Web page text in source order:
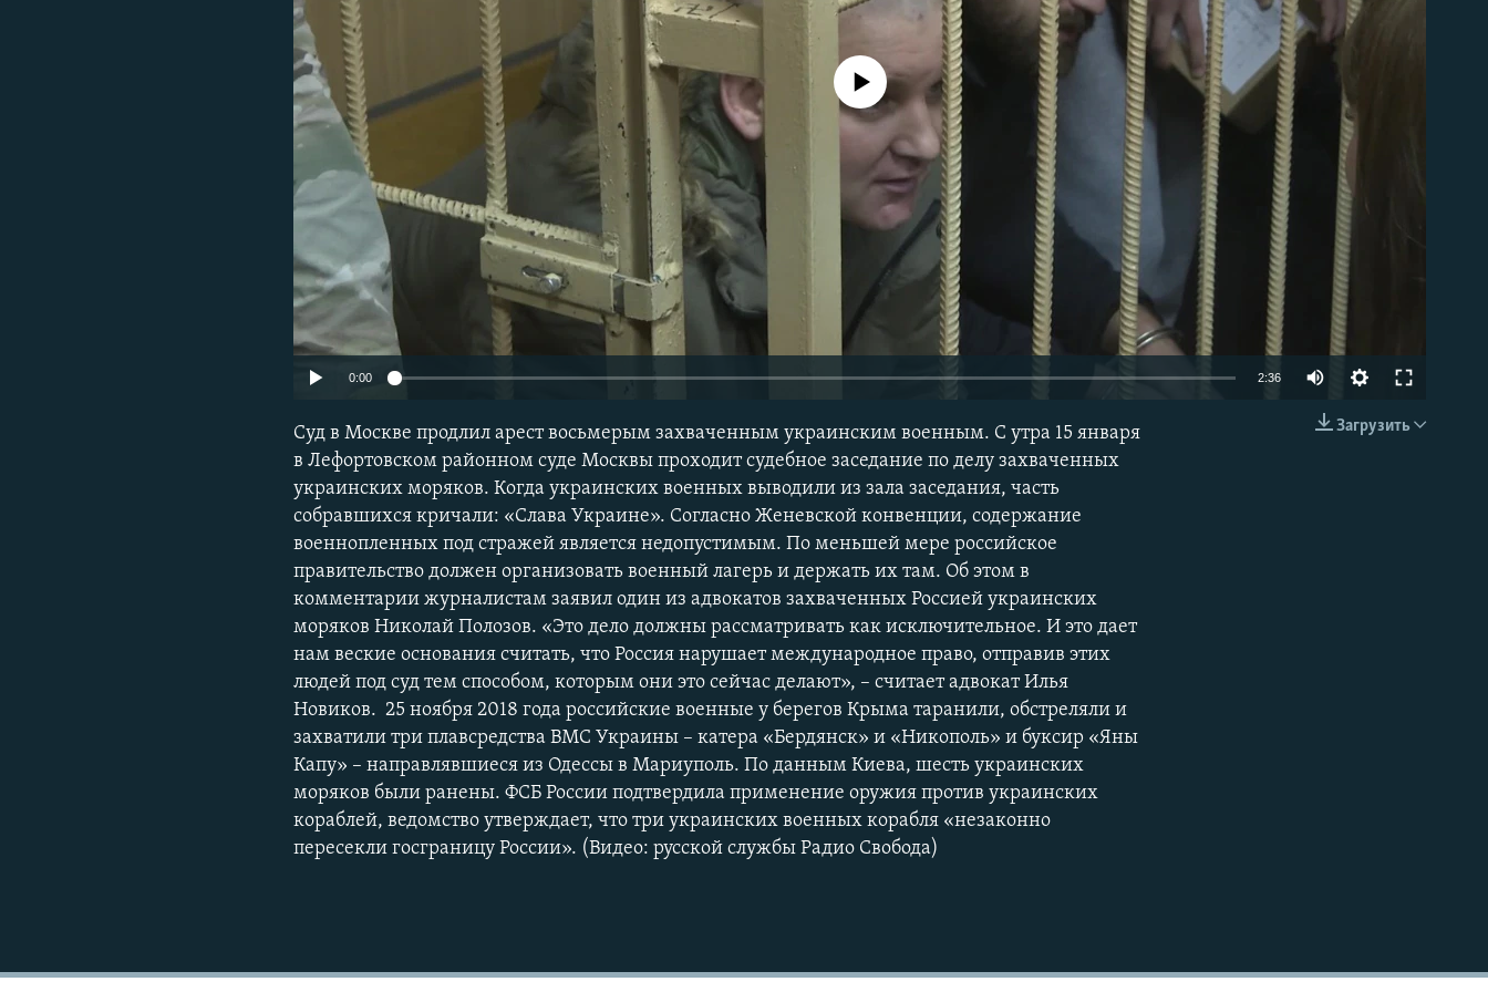
EMBED
No media source currently available
0:00 2:36
Загрузить
Суд в Москве продлил арест восьмерым захваченным украинским военным. С утра 15 января
в Лефортовском районном суде Москвы проходит судебное заседание по делу захваченных
украинских моряков. Когда украинских военных выводили из зала заседания, часть
собравшихся кричали: «Слава Украине». Согласно Женевской конвенции, содержание
военнопленных под стражей является недопустимым. По меньшей мере российское
правительство должен организовать военный лагерь и держать их там. Об этом в
комментарии журналистам заявил один из адвокатов захваченных Россией украинских
моряков Николай Полозов. «Это дело должны рассматривать как исключительное. И это дает
нам веские основания считать, что Россия нарушает международное право, отправив этих
людей под суд тем способом, которым они это сейчас делают», – считает адвокат Илья
Новиков. ​ 25 ноября 2018 года российские военные у берегов Крыма таранили, обстреляли и
захватили три плавсредства ВМС Украины – катера «Бердянск» и «Никополь» и буксир «Яны
Капу» – направлявшиеся из Одессы в Мариуполь. По данным Киева, шесть украинских
моряков были ранены. ФСБ России подтвердила применение оружия против украинских
кораблей, ведомство утверждает, что три украинских военных корабля «незаконно
пересекли госграницу России». (Видео: русской службы Радио Свобода)